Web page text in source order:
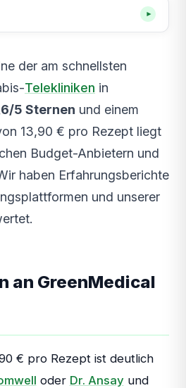
▾
kritisieren
— Überblick
— für wen passt es?
— Vergleich mit
Erfahrungen
Wie läuft der Prozess
Erstattung — Erfahrungen der
mit allen Anbietern
Erfahrungen zur Legalität
der am schnellsten
Telekliniken in
5 Sternen und einem
13,90 € pro Rezept liegt
Budget-Anbietern und
haben Erfahrungsberichte
und unserer
an GreenMedical
€ pro Rezept ist deutlich
oder Dr. Ansay und